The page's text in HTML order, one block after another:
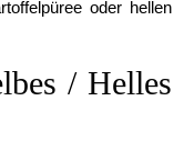
oder hellen
/ Helles